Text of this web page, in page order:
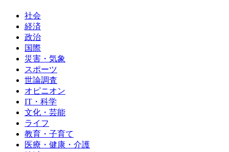
社会
経済
政治
国際
災害・気象
スポーツ
世論調査
オピニオン
IT・科学
文化・芸能
ライフ
教育・子育て
医療・健康・介護